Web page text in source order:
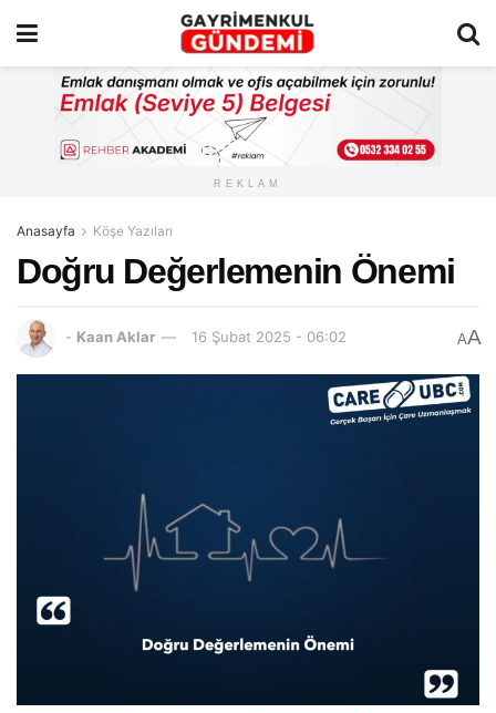
REKLAM
Anasayfa Köşe Yazıları
Doğru Değerlemenin Önemi
- Kaan Aklar 16 Şubat 2025 - 06:02 AA